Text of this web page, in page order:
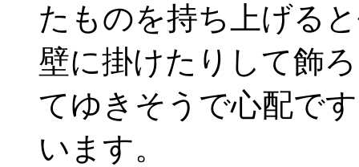
たものを持ち上げる
壁に掛けたりして飾
てゆきそうで心配で
います。